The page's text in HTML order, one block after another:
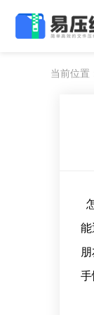
当前位置
能
手